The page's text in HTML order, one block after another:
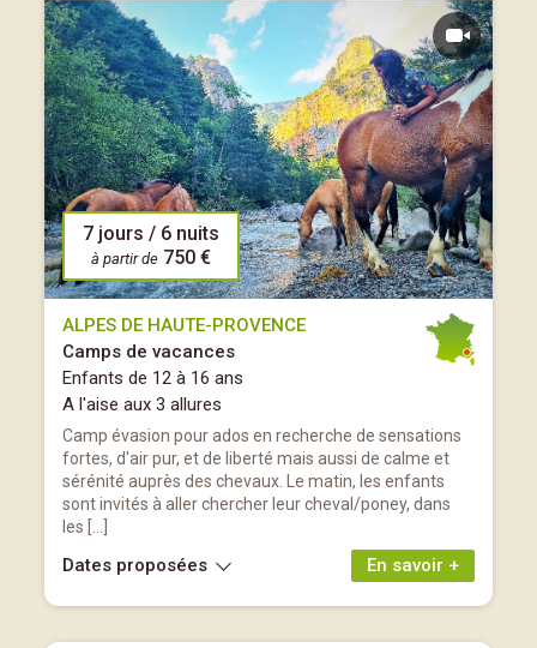
7 jours / 6 nuits
à partir de 750 €
ALPES DE HAUTE-PROVENCE
Camps de vacances
Enfants de 12 à 16 ans
A l'aise aux 3 allures
Camp évasion pour ados en recherche de sensations
fortes, d'air pur, et de liberté mais aussi de calme et
sérénité auprès des chevaux. Le matin, les enfants
sont invités à aller chercher leur cheval/poney, dans
les […]
En savoir +
Dates proposées